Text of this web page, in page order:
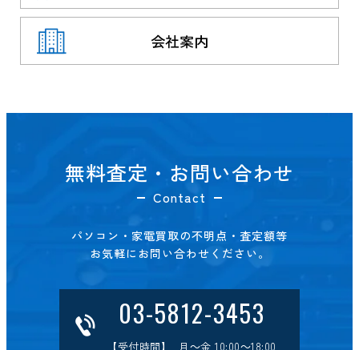
会社案内
無料査定・お問い合わせ
Contact
パソコン・家電買取の不明点・査定額等
お気軽にお問い合わせください。
03-5812-3453
【受付時間】 月～金 10:00～18:00